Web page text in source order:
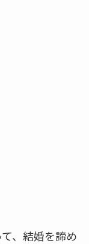
、結婚を諦め